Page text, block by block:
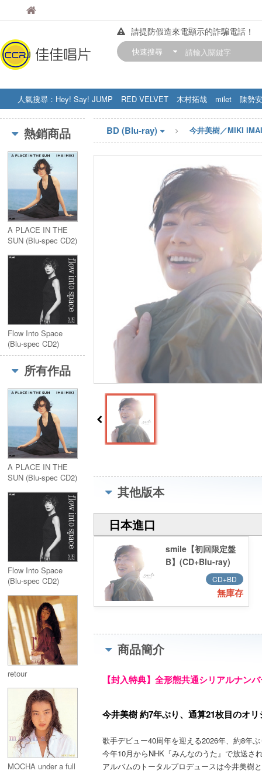
佳佳唱片
請提防假造來電顯示的詐騙電話！
【中華門市營業時間調整公告】
快速搜尋
人氣搜尋： Hey! Say! JUMP RED VELVET 木村拓哉 milet
陳勢安
STRAY KIDS
盧廣仲 周杰伦
熱銷商品
A PLACE IN THE
SUN (Blu-spec CD2)
Flow Into Space
(Blu-spec CD2)
所有作品
A PLACE IN THE
SUN (Blu-spec CD2)
Flow Into Space
(Blu-spec CD2)
retour
MOCHA under a full
BD (Blu-ray) 今井美樹／MIKI IMAI
其他版本
日本進口
smile【初回限定盤
B】(CD+Blu-ray)
CD+BD
無庫存
商品簡介
【封入特典】全形態共通シリアルナン
今井美樹 約7年ぶり、通算21枚目のオ
歌手デビュー40周年を迎える2026年、約8年
今年10月からNHK『みんなのうた』で放送さ
アルバムのトータルプロデュースは今井美樹